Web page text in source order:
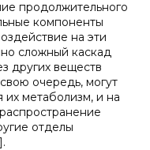
продолжительного
компоненты
на эти
сложный каскад
других веществ
очередь, могут
их метаболизм, и на
отделы